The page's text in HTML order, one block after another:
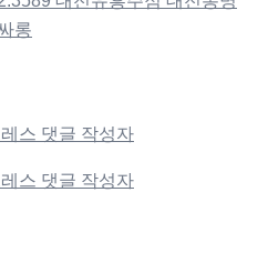
롱
스 댓글 작성자
스 댓글 작성자